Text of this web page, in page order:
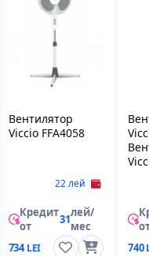
Вентилятор
Viccio FFA4058
22 лей
Кредит
от
31лей/
мес
734
740